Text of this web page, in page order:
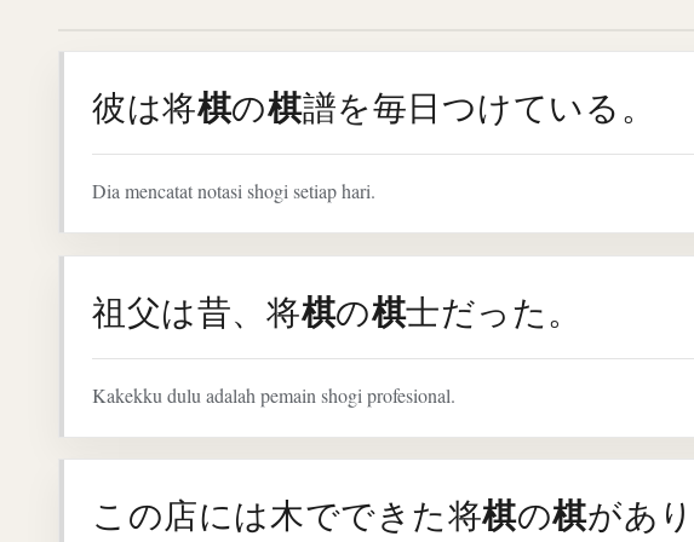
彼は将棋の棋譜を毎日つけている。
Dia mencatat notasi shogi setiap hari.
祖父は昔、将棋の棋士だった。
Kakekku dulu adalah pemain shogi profesional.
この店には木でできた将棋の棋があり